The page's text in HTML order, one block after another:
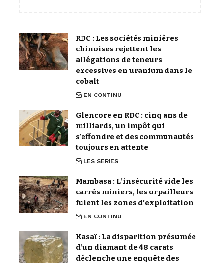
RDC : Les sociétés minières
chinoises rejettent les
allégations de teneurs
excessives en uranium dans le
cobalt
EN CONTINU
Glencore en RDC : cinq ans de
milliards, un impôt qui
s’effondre et des communautés
toujours en attente
LES SERIES
Mambasa : L’insécurité vide les
carrés miniers, les orpailleurs
fuient les zones d’exploitation
EN CONTINU
Kasaï : La disparition présumée
d’un diamant de 48 carats
déclenche une enquête des